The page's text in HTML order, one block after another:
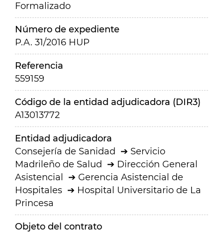
Formalizado
Número de expediente
P.A. 31/2016 HUP
Referencia
559159
Código de la entidad adjudicadora (DIR3)
A13013772
Entidad adjudicadora
Consejería de Sanidad
Servicio
Madrileño de Salud
Dirección General
Asistencial
Gerencia Asistencial de
Hospitales
Hospital Universitario de La
Princesa
Objeto del contrato